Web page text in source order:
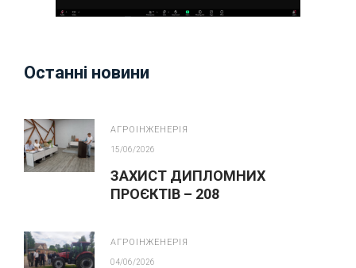
Останні новини
АГРОІНЖЕНЕРІЯ
15/06/2026
ЗАХИСТ ДИПЛОМНИХ
ПРОЄКТІВ – 208
АГРОІНЖЕНЕРІЯ
04/06/2026